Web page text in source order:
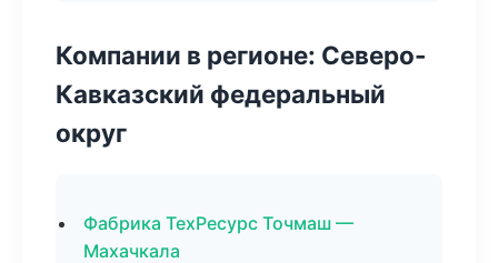
Компании в регионе: Северо-
Кавказский федеральный
округ
Фабрика ТехРесурс Точмаш —
Махачкала